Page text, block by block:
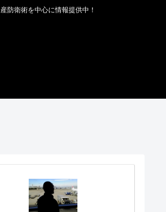
防衛術を中心に情報提供中！